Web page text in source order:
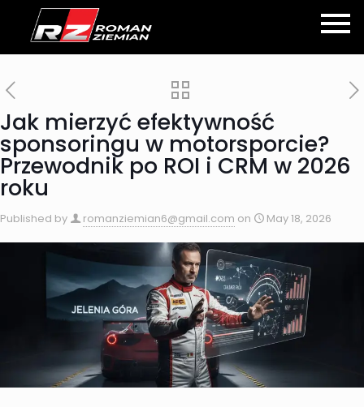
Jak mierzyć efektywność
sponsoringu w motorsporcie?
Przewodnik po ROI i CRM w 2026
roku
Published by romanziemian6@gmail.com on May 18, 2026